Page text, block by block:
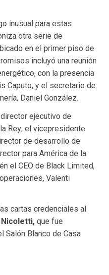
inusual para estas
otra serie de
en el primer piso de
incluyó una reunión
con la presencia
Caputo, y el secretario de
Daniel González.
ejecutivo de
Rey; el vicepresidente
de desarrollo de
para América de la
el CEO de Black Limited,
Valenti
cartas credenciales al
que fue
Salón Blanco de Casa